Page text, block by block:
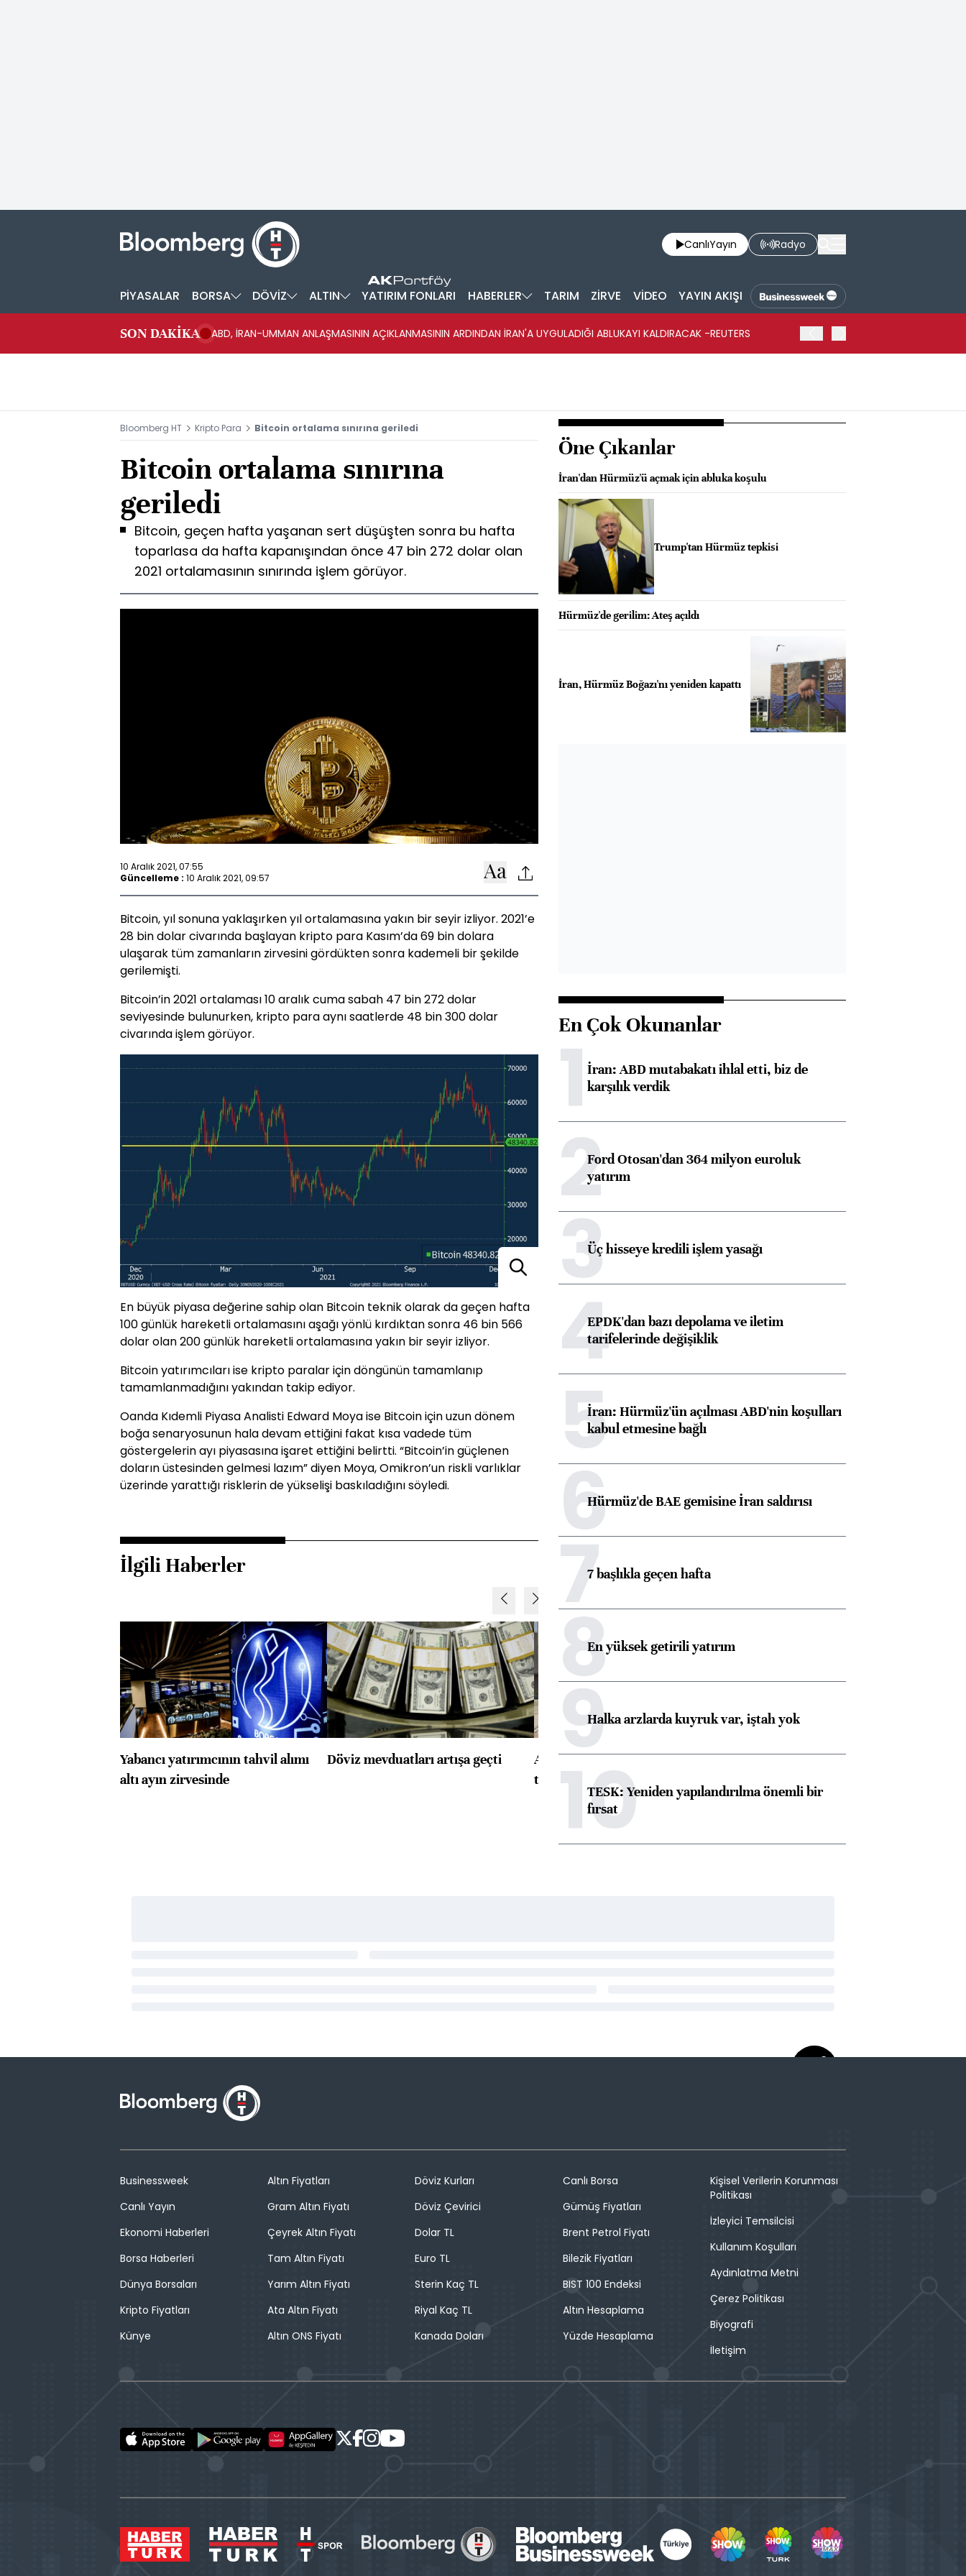
CanlıYayın Radyo
PİYASALAR BORSA DÖVİZ ALTIN YATIRIM FONLARI HABERLER TARIM ZİRVE VİDEO YAYIN AKIŞI
SON DAKİKA ABD, İRAN-UMMAN ANLAŞMASININ AÇIKLANMASININ ARDINDAN İRAN'A UYGULADIĞI ABLUKAYI KALDIRACAK -REUTERS
Bloomberg HT Kripto Para Bitcoin ortalama sınırına geriledi
Bitcoin ortalama sınırına
geriledi
Bitcoin, geçen hafta yaşanan sert düşüşten sonra bu hafta
toparlasa da hafta kapanışından önce 47 bin 272 dolar olan
2021 ortalamasının sınırında işlem görüyor.
10 Aralık 2021, 07:55
Güncelleme : 10 Aralık 2021, 09:57
Bitcoin, yıl sonuna yaklaşırken yıl ortalamasına yakın bir seyir izliyor. 2021’e
28 bin dolar civarında başlayan kripto para Kasım’da 69 bin dolara
ulaşarak tüm zamanların zirvesini gördükten sonra kademeli bir şekilde
gerilemişti.
Bitcoin’in 2021 ortalaması 10 aralık cuma sabah 47 bin 272 dolar
seviyesinde bulunurken, kripto para aynı saatlerde 48 bin 300 dolar
civarında işlem görüyor.
En büyük piyasa değerine sahip olan Bitcoin teknik olarak da geçen hafta
100 günlük hareketli ortalamasını aşağı yönlü kırdıktan sonra 46 bin 566
dolar olan 200 günlük hareketli ortalamasına yakın bir seyir izliyor.
Bitcoin yatırımcıları ise kripto paralar için döngünün tamamlanıp
tamamlanmadığını yakından takip ediyor.
Oanda Kıdemli Piyasa Analisti Edward Moya ise Bitcoin için uzun dönem
boğa senaryosunun hala devam ettiğini fakat kısa vadede tüm
göstergelerin ayı piyasasına işaret ettiğini belirtti. “Bitcoin’in güçlenen
doların üstesinden gelmesi lazım” diyen Moya, Omikron’un riskli varlıklar
üzerinde yarattığı risklerin de yükselişi baskıladığını söyledi.
İlgili Haberler
Yabancı yatırımcının tahvil alımı
altı ayın zirvesinde
Döviz mevduatları artışa geçti
ABD'de konut başlangıçları
toparlandı
görüşmelere hazırlanıyor
Öne Çıkanlar
İran'dan Hürmüz'ü açmak için abluka koşulu
Trump'tan Hürmüz tepkisi
Hürmüz'de gerilim: Ateş açıldı
İran, Hürmüz Boğazı'nı yeniden kapattı
En Çok Okunanlar
1İran: ABD mutabakatı ihlal etti, biz de
karşılık verdik
2Ford Otosan'dan 364 milyon euroluk
yatırım
3Üç hisseye kredili işlem yasağı
4EPDK'dan bazı depolama ve iletim
tarifelerinde değişiklik
5İran: Hürmüz'ün açılması ABD'nin koşulları
kabul etmesine bağlı
6Hürmüz'de BAE gemisine İran saldırısı
77 başlıkla geçen hafta
8En yüksek getirili yatırım
9Halka arzlarda kuyruk var, iştah yok
10
TESK: Yeniden yapılandırılma önemli bir
fırsat
Businessweek
Canlı Yayın
Ekonomi Haberleri
Borsa Haberleri
Dünya Borsaları
Kripto Fiyatları
Künye
Altın Fiyatları
Gram Altın Fiyatı
Çeyrek Altın Fiyatı
Tam Altın Fiyatı
Yarım Altın Fiyatı
Ata Altın Fiyatı
Altın ONS Fiyatı
Döviz Kurları
Döviz Çevirici
Dolar TL
Euro TL
Sterin Kaç TL
Riyal Kaç TL
Kanada Doları
Canlı Borsa
Gümüş Fiyatları
Brent Petrol Fiyatı
Bilezik Fiyatları
BIST 100 Endeksi
Altın Hesaplama
Yüzde Hesaplama
Kişisel Verilerin Korunması
Politikası
İzleyici Temsilcisi
Kullanım Koşulları
Aydınlatma Metni
Çerez Politikası
Biyografi
İletişim